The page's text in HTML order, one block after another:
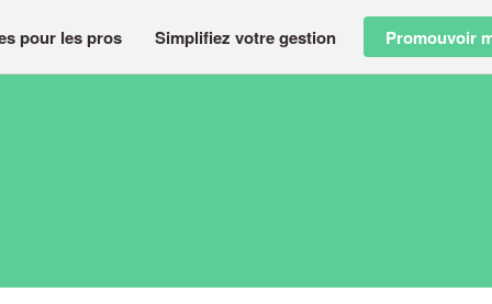
pour les pros Simplifiez votre gestion Promouvoir